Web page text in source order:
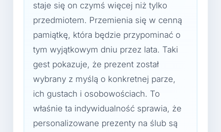
staje się on czymś więcej niż tylko
przedmiotem. Przemienia się w cenną
pamiątkę, która będzie przypominać o
tym wyjątkowym dniu przez lata. Taki
gest pokazuje, że prezent został
wybrany z myślą o konkretnej parze,
ich gustach i osobowościach. To
właśnie ta indywidualność sprawia, że
personalizowane prezenty na ślub są